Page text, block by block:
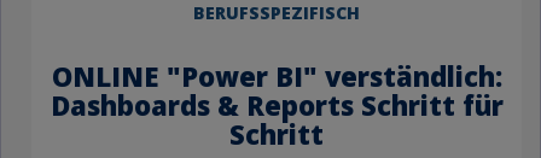
BERUFSSPEZIFISCH
ONLINE "Power BI" verständlich:
Dashboards & Reports Schritt für
Schritt